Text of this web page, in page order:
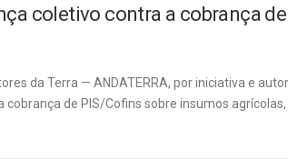
coletivo contra a cobrança
da Terra — ANDATERRA, por iniciativa e
de PIS/Cofins sobre insumos